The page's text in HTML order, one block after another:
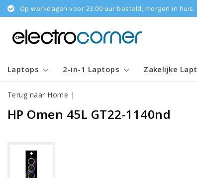
Op werkdagen voor 23.00 uur besteld, morgen in huis
Laptops 2-in-1 Laptops Zakelijke
Terug naar Home |
HP Omen 45L GT22-1140nd